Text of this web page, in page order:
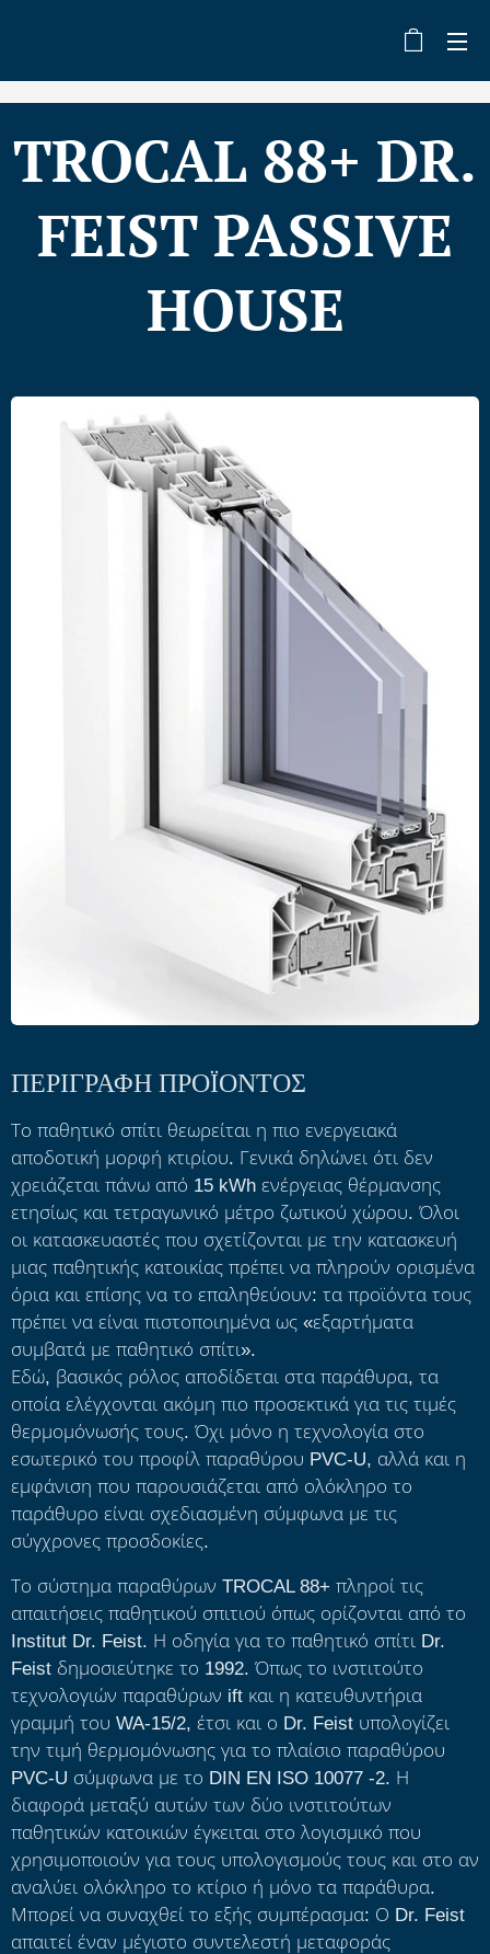
TROCAL 88+ DR.
FEIST PASSIVE
HOUSE
ΠΕΡΙΓΡΑΦΗ ΠΡΟΪΟΝΤΟΣ
Το παθητικό σπίτι θεωρείται η πιο ενεργειακά
αποδοτική μορφή κτιρίου. Γενικά δηλώνει ότι δεν
χρειάζεται πάνω από 15 kWh ενέργειας θέρμανσης
ετησίως και τετραγωνικό μέτρο ζωτικού χώρου. Όλοι
οι κατασκευαστές που σχετίζονται με την κατασκευή
μιας παθητικής κατοικίας πρέπει να πληρούν ορισμένα
όρια και επίσης να το επαληθεύουν: τα προϊόντα τους
πρέπει να είναι πιστοποιημένα ως «εξαρτήματα
συμβατά με παθητικό σπίτι».
Εδώ, βασικός ρόλος αποδίδεται στα παράθυρα, τα
οποία ελέγχονται ακόμη πιο προσεκτικά για τις τιμές
θερμομόνωσής τους. Όχι μόνο η τεχνολογία στο
εσωτερικό του προφίλ παραθύρου PVC-U, αλλά και η
εμφάνιση που παρουσιάζεται από ολόκληρο το
παράθυρο είναι σχεδιασμένη σύμφωνα με τις
σύγχρονες προσδοκίες.
Το σύστημα παραθύρων TROCAL 88+ πληροί τις
απαιτήσεις παθητικού σπιτιού όπως ορίζονται από το
Institut Dr. Feist. Η οδηγία για το παθητικό σπίτι Dr.
Feist δημοσιεύτηκε το 1992. Όπως το ινστιτούτο
τεχνολογιών παραθύρων ift και η κατευθυντήρια
γραμμή του WA-15/2, έτσι και ο Dr. Feist υπολογίζει
την τιμή θερμομόνωσης για το πλαίσιο παραθύρου
PVC-U σύμφωνα με το DIN EN ISO 10077 -2. Η
διαφορά μεταξύ αυτών των δύο ινστιτούτων
παθητικών κατοικιών έγκειται στο λογισμικό που
χρησιμοποιούν για τους υπολογισμούς τους και στο αν
αναλύει ολόκληρο το κτίριο ή μόνο τα παράθυρα.
Μπορεί να συναχθεί το εξής συμπέρασμα: Ο Dr. Feist
απαιτεί έναν μέγιστο συντελεστή μεταφοράς